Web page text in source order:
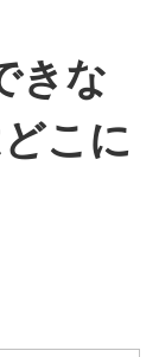
きな
こに